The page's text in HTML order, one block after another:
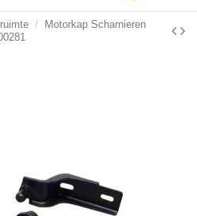
Motorkap Scharnieren